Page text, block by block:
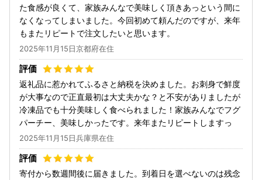
た食感が良くて、家族みんなで美味しく頂きあっという間に
なくなってしまいました。今回初めて頼んだのですが、来年
もまたリピートで注文したいと思います。
2025年11月15日京都府在住
返礼品に惹かれてふるさと納税を決めました。お刺身で鮮度
が大事なので正直最初は大丈夫かな？と不安がありましたが
冷凍品でも十分美味しく食べられました！家族みんなでフグ
パーチー、美味しかったです。来年またリピートしますっ
2025年11月15日兵庫県在住
寄付から数週間後に届きました。到着日を選べないのは残念